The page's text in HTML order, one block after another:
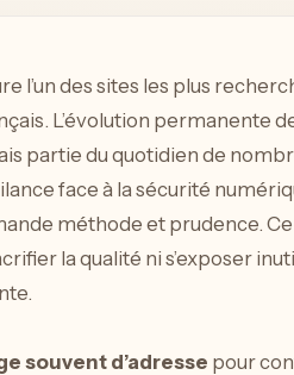
l’un des sites les plus
L’évolution permanente
partie du quotidien de
face à la sécurité
méthode et prudence.
la qualité ni s’exposer
souvent d’adresse pour